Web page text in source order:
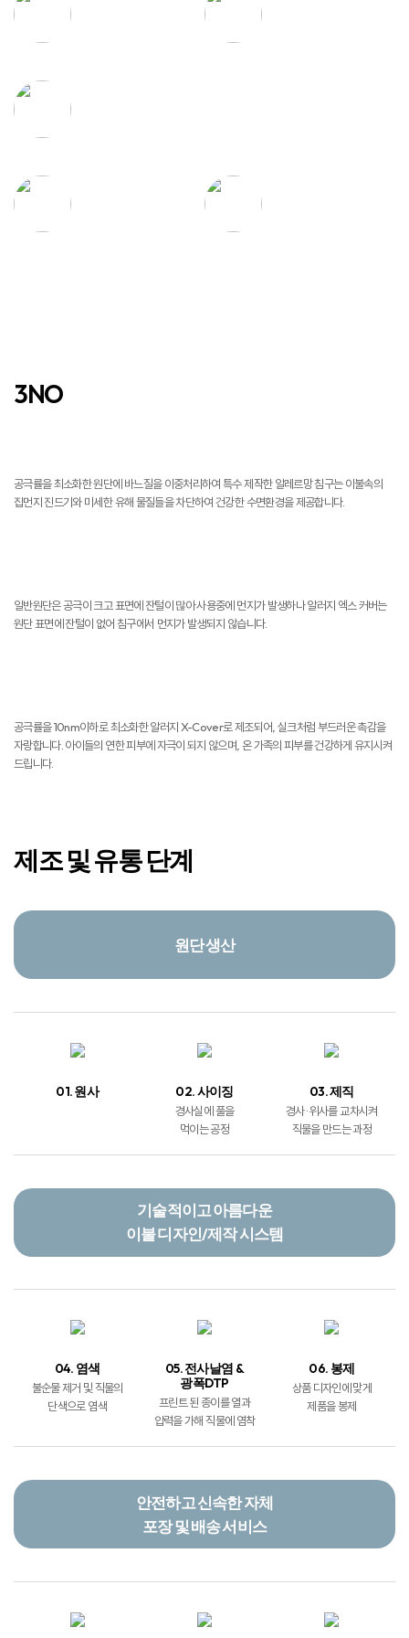
3NO
공극률을 최소화한 원단에 바느질을 이중처리하여 특수 제작한 알레르망 침구는 이불속의
집먼지 진드기와 미세한 유해 물질들을 차단하여 건강한 수면환경을 제공합니다.
일반원단은 공극이 크고 표면에 잔털이 많아 사용중에 먼지가 발생하나 알러지 엑스 커버는
원단 표면에 잔털이 없어 침구에서 먼지가 발생되지 않습니다.
공극률을 10nm이하로 최소화한 알러지 X-Cover로 제조되어, 실크처럼 부드러운 촉감을
자랑합니다. 아이들의 연한 피부에 자극이 되지 않으며, 온 가족의 피부를 건강하게 유지시켜
드립니다.
제조 및 유통 단계
원단 생산
01. 원사 02. 사이징
경사실에 풀을
먹이는 공정
03. 제직
경사 · 위사를 교차시켜
직물을 만드는 과정
기술적이고 아름다운
이불 디자인/제작 시스템
04. 염색
불순물 제거 및 직물의
단색으로 염색
05. 전사날염 &
광폭DTP
프린트 된 종이를 열과
압력을 가해 직물에 염착
06. 봉제
상품 디자인에 맞게
제품을 봉제
안전하고 신속한 자체
포장 및 배송 서비스